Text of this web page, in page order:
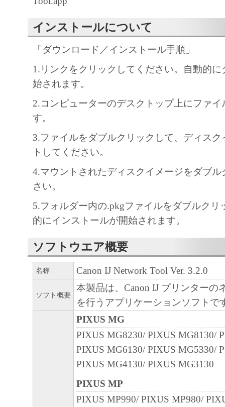
は逆アセンブル等することはできませ
キヤノン、キヤノンマーケティングジ
よびキヤノンのライセンサーは、本ソ
用であること、または本ソフトウェア
と、その他本ソフトウェアに関してい
しません。
よびキヤノンのライセンサーは、本ソ
に付随または関連して生ずる直接的ま
任を負いません。
ユーザーは、日本国政府または該当国
許可等を得ることなしに、本ソフトウ
一部を、直接または間接に輸出しては
インストールについて
「ダウンロード／インストール手順」
1.リンクをクリックしてください。自動的
始されます。
2.コンピューターのデスクトップ上にファイ
す。
3.ファイルをダブルクリックして、ディス
トしてください。
4.マウントされたディスクイメージをダブ
さい。
5.フォルダー内の.pkgファイルをダブルクリ
的にインストールが開始されます。
ソフトウエア概要
名称 Canon IJ Network Tool Ver. 3.2.0
ソフト概要
本製品は、Canon IJ プリンターの
を行うアプリケーションソフトで
PIXUS MG
PIXUS MG8230/ PIXUS MG8130/
PIXUS MG6130/ PIXUS MG5330/
PIXUS MG4130/ PIXUS MG3130
PIXUS MP
PIXUS MP990/ PIXUS MP980/